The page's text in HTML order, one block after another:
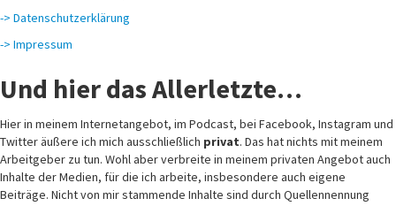
-> Datenschutzerklärung
-> Impressum
Und hier das Allerletzte…
Hier in meinem Internetangebot, im Podcast, bei Facebook, Instagram und
Twitter äußere ich mich ausschließlich privat. Das hat nichts mit meinem
Arbeitgeber zu tun. Wohl aber verbreite in meinem privaten Angebot auch
Inhalte der Medien, für die ich arbeite, insbesondere auch eigene
Beiträge. Nicht von mir stammende Inhalte sind durch Quellennennung